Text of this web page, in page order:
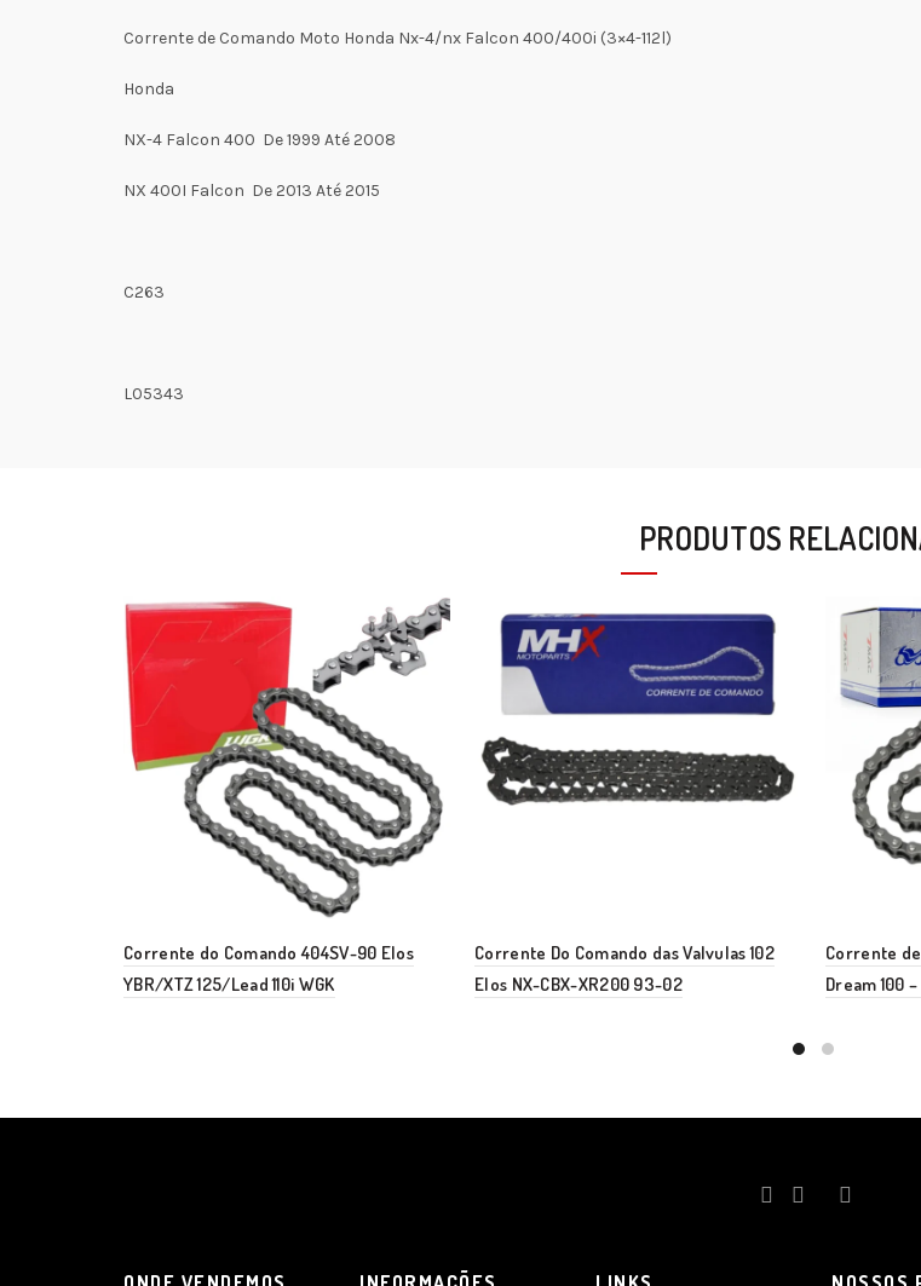
Corrente de Comando Moto Honda Nx-4/nx Falcon 400/400i (3×4-112l)
Honda
NX-4 Falcon 400 De 1999 Até 2008
NX 400I Falcon De 2013 Até 2015
C263
L05343
PRODUTOS
Corrente do Comando 404SV-90 Elos
YBR/XTZ 125/Lead 110i WGK
Corrente Do Comando das Valvulas 102
Elos NX-CBX-XR200 93-02
Corrente
Dream 100